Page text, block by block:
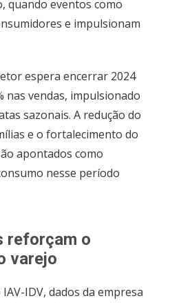
quando eventos como
e impulsionam
espera encerrar 2024
nas vendas, impulsionado
sazonais. A redução do
e o fortalecimento do
apontados como
nesse período
reforçam o
varejo
IDV, dados da empresa